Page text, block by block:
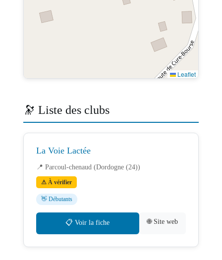
Leaflet
🔭 Liste des clubs
La Voie Lactée
📍 Parcoul-chenaud (Dordogne (24))
⚠ À vérifier
👋 Débutants
📋 Voir la fiche 🌐 Site web